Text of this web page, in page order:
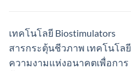
เทคโนโลยี Biostimulators
สารกระตุ้นชีวภาพ เทคโนโลยี
ความงามแห่งอนาคตเพื่อการ